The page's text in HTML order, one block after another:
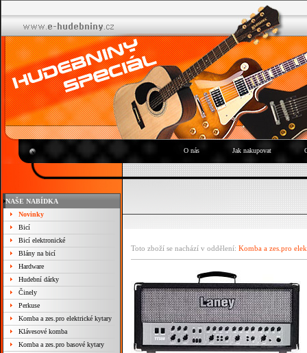
O nás Jak nakupovat
NAŠE NABÍDKA
Novinky
Bicí
Bicí elektronické
Blány na bicí
Hardware
Hudební dárky
Činely
Perkuse
Komba a zes.pro elektrické kytary
Klávesové komba
Komba a zes.pro basové kytary
Toto zboží se nachází v oddělení: Komba a zes.pro